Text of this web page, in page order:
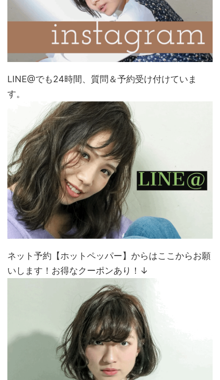
LINE@でも24時間、質問＆予約受け付けていま
す。
ネット予約【ホットペッパー】からはここからお願
いします！お得なクーポンあり！↓